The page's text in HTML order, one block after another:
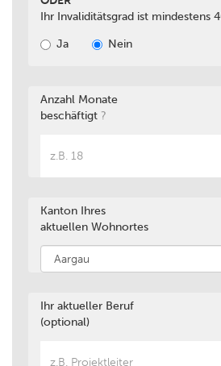
Ihr Invaliditätsgrad ist mindestens
Ja
Nein
Anzahl Monate
beschäftigt ?
Kanton Ihres
aktuellen Wohnortes
Ihr aktueller Beruf
(optional)